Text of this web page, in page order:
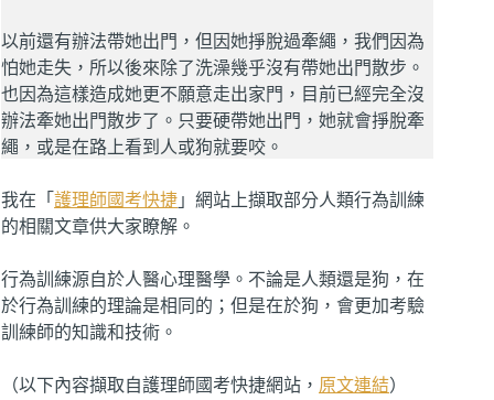
以前還有辦法帶她出門，但因她掙脫過牽繩，我們因為
怕她走失，所以後來除了洗澡幾乎沒有帶她出門散步。
也因為這樣造成她更不願意走出家門，目前已經完全沒
辦法牽她出門散步了。只要硬帶她出門，她就會掙脫牽
繩，或是在路上看到人或狗就要咬。
我在「 護理師國考快捷 」網站上擷取部分人類行為訓練
的相關文章供大家瞭解。
行為訓練源自於人醫心理醫學。不論是人類還是狗，在
於行為訓練的理論是相同的；但是在於狗，會更加考驗
訓練師的知識和技術。
（以下內容擷取自護理師國考快捷網站， 原文連結）